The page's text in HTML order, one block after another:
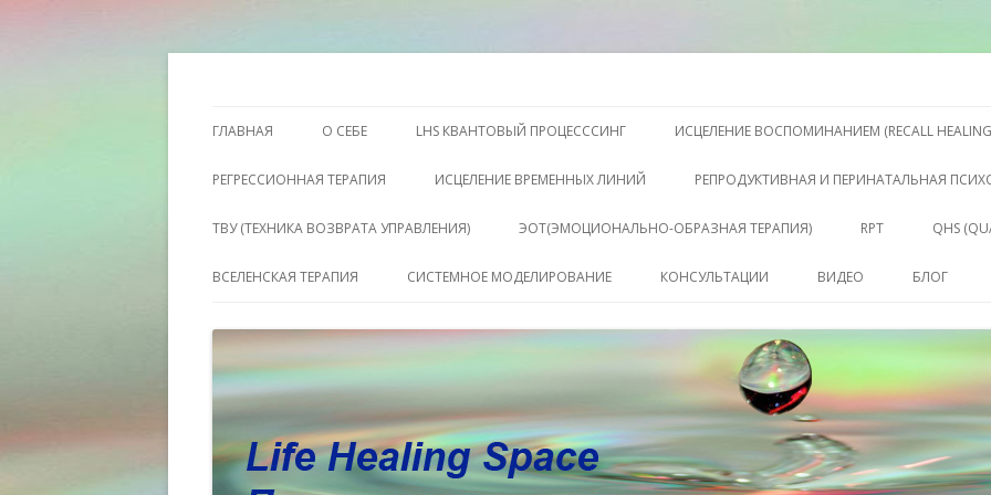
ГЛАВНАЯ О СЕБЕ LHS КВАНТОВЫЙ ПРОЦЕСССИНГ ИСЦЕЛЕНИЕ ВОСПОМИНАНИЕМ (RECALL
РЕГРЕССИОННАЯ ТЕРАПИЯ ИСЦЕЛЕНИЕ ВРЕМЕННЫХ ЛИНИЙ РЕПРОДУКТИВНАЯ И ПЕРИНАТАЛЬНАЯ
ТВУ (ТЕХНИКА ВОЗВРАТА УПРАВЛЕНИЯ) ЭОТ(ЭМОЦИОНАЛЬНО-ОБРАЗНАЯ ТЕРАПИЯ) RPT QHS
ВСЕЛЕНСКАЯ ТЕРАПИЯ СИСТЕМНОЕ МОДЕЛИРОВАНИЕ КОНСУЛЬТАЦИИ
ПАКЕТ СЕССИЙ И
КОНСУЛЬТАЦИЙ
СОПРОВОЖДЕНИЕ
КОУЧИНГ ДО РЕЗУЛЬТАТА
ВИДЕО БЛОГ